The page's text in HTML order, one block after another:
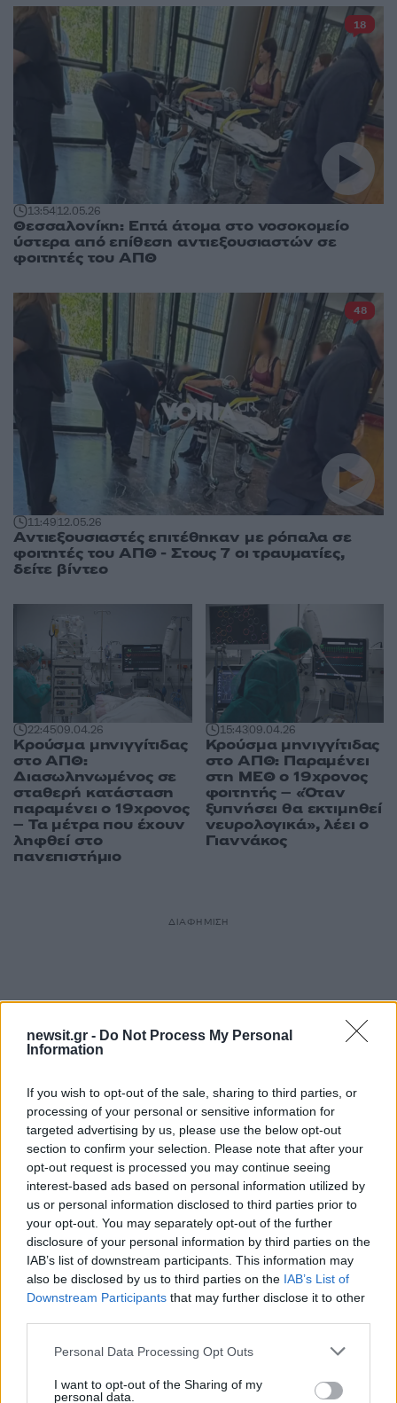
newsit.gr - Do Not Process My Personal
Information
If you wish to opt-out of the sale, sharing to third parties, or
processing of your personal or sensitive information for
targeted advertising by us, please use the below opt-out
section to confirm your selection. Please note that after your
opt-out request is processed you may continue seeing
interest-based ads based on personal information utilized by
us or personal information disclosed to third parties prior to
your opt-out. You may separately opt-out of the further
disclosure of your personal information by third parties on the
IAB’s list of downstream participants. This information may
also be disclosed by us to third parties on the IAB’s List of
Downstream Participants that may further disclose it to other
Please note that this website/app uses one or more Google
not limited to your visit or usage behaviour. You may click to
Personal Data Processing Opt Outs
I want to opt-out of the Sharing of my
personal data.
13:5412.05.26
Θεσσαλονίκη: Επτά άτομα στο νοσοκομείο
ύστερα από επίθεση αντιεξουσιαστών σε
φοιτητές του ΑΠΘ
18
11:4912.05.26
Αντιεξουσιαστές επιτέθηκαν με ρόπαλα σε
φοιτητές του ΑΠΘ - Στους 7 οι τραυματίες,
δείτε βίντεο
48
22:4509.04.26
Κρούσμα μηνιγγίτιδας
στο ΑΠΘ:
Διασωληνωμένος σε
σταθερή κατάσταση
παραμένει ο 19χρονος
– Τα μέτρα που έχουν
ληφθεί στο
πανεπιστήμιο
15:4309.04.26
Κρούσμα μηνιγγίτιδας
στο ΑΠΘ: Παραμένει
στη ΜΕΘ ο 19χρονος
φοιτητής – «Όταν
ξυπνήσει θα εκτιμηθεί
νευρολογικά», λέει ο
Γιαννάκος
ΔΙΑΦΗΜΙΣΗ